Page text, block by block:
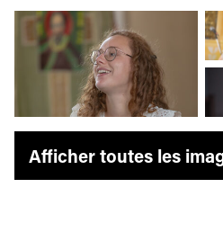
Afficher l'image en grand
Afficher toutes les